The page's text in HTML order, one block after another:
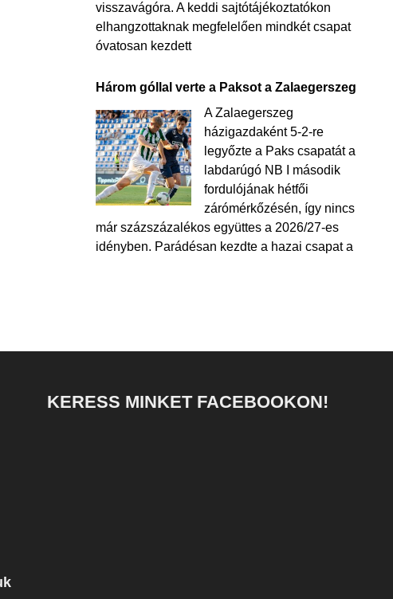
visszavágóra. A keddi sajtótájékoztatókon
elhangzottaknak megfelelően mindkét csapat
óvatosan kezdett
Három góllal verte a Paksot a Zalaegerszeg
A Zalaegerszeg
házigazdaként 5-2-re
legyőzte a Paks csapatát a
labdarúgó NB I második
fordulójának hétfői
zárómérkőzésén, így nincs
már százszázalékos együttes a 2026/27-es
idényben. Parádésan kezdte a hazai csapat a
KERESS MINKET FACEBOOKON!